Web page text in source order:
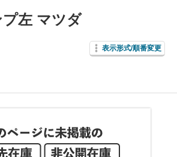
左 マツダ
表示形式/順番変更